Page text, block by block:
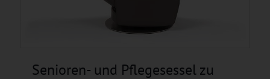
Senioren- und Pflegesessel zu